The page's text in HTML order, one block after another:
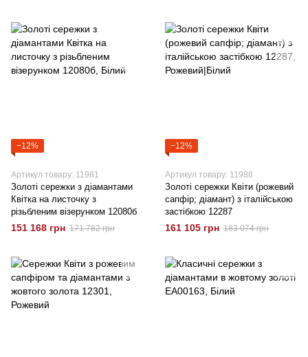
−12%
Артикул товару: 11981
Золоті сережки з діамантами
Квітка на листочку з
різьбленим візерунком 12080б
151 168 грн 171 782 грн
−12%
Артикул товару: 11988
Золоті сережки Квіти (рожевий
сапфір; діамант) з італійською
застібкою 12287
161 105 грн 183 074 грн